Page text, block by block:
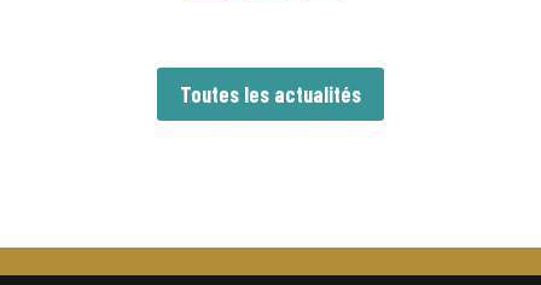
Toutes les actualités